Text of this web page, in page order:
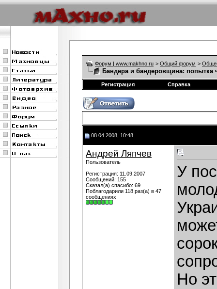
Форум | www.makhno.ru > Общий форум >
Бандера и бандеровщина: попытка
Регистрация Справка
08.04.2008, 10:48
Андрей Ляпчев
Пользователь
Регистрация: 11.09.2007
Сообщений: 155
Сказал(а) спасибо: 69
Поблагодарили 118 раз(а) в 47
сообщениях
У
Но